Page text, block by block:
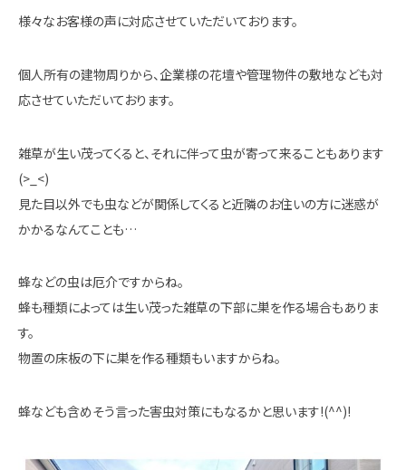
様々なお客様の声に対応させていただいております。
個人所有の建物周りから、企業様の花壇や管理物件の敷地なども対
応させていただいております。
雑草が生い茂ってくると、それに伴って虫が寄って来ることもあります
(>_<)
見た目以外でも虫などが関係してくると近隣のお住いの方に迷惑が
かかるなんてことも…
蜂などの虫は厄介ですからね。
蜂も種類によっては生い茂った雑草の下部に巣を作る場合もありま
す。
物置の床板の下に巣を作る種類もいますからね。
蜂なども含めそう言った害虫対策にもなるかと思います!(^^)!